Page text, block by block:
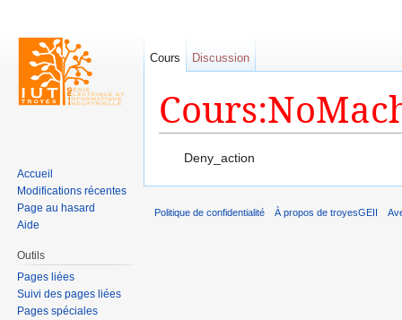
Deny_action
Cours Discussion
Accueil
Modifications récentes
Page au hasard
Aide
Outils
Pages liées
Suivi des pages liées
Pages spéciales
Politique de confidentialité À propos de troyesGEII